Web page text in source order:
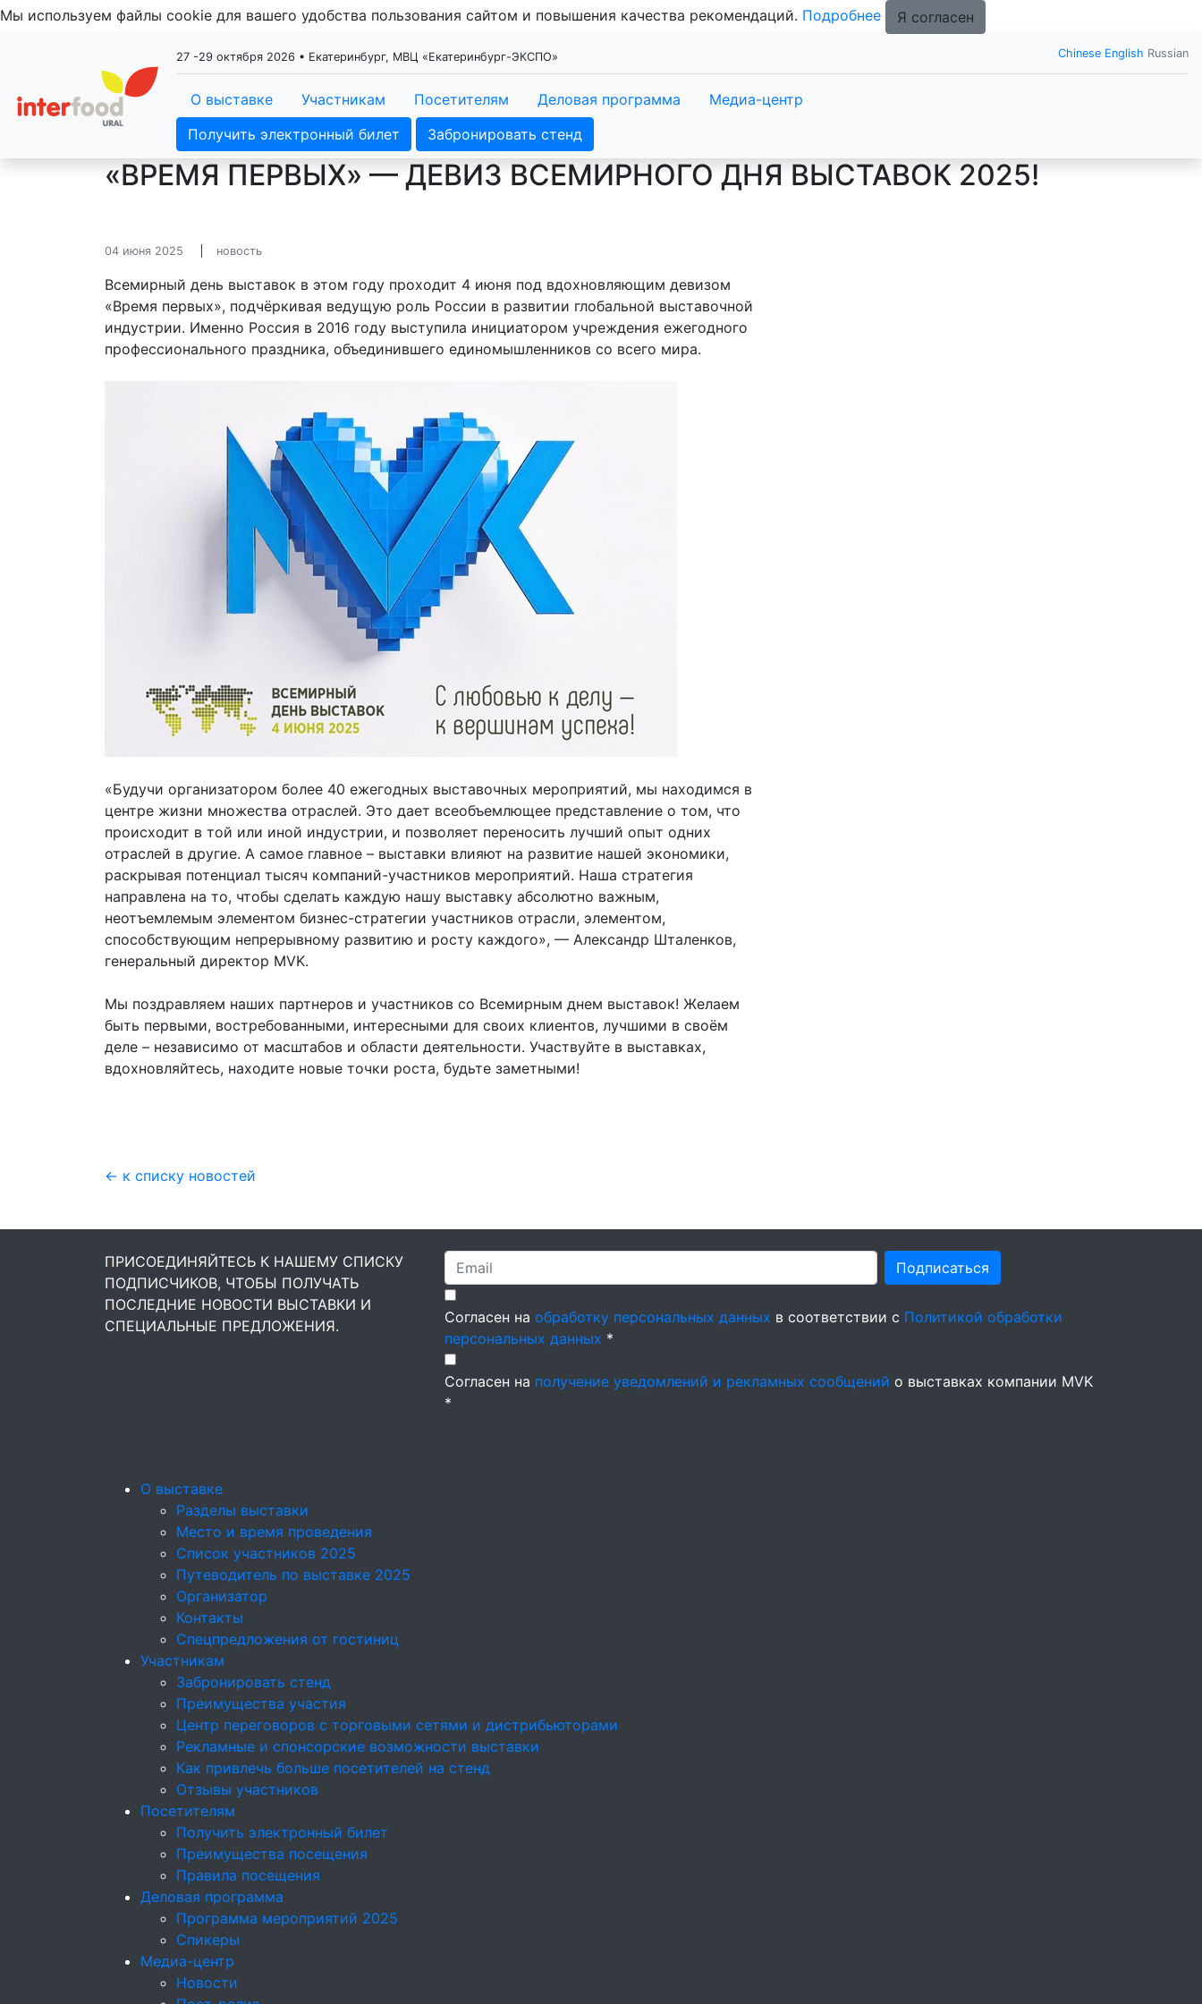
Мы используем файлы cookie для вашего удобства пользования сайтом и повышения качества рекомендаций. Подробнее Я согласен
27 -29 октября 2026 • Екатеринбург, МВЦ «Екатеринбург-ЭКСПО» Chinese English Russian
О выставке Участникам Посетителям Деловая программа
Медиа-центр
Получить электронный билет
Забронировать стенд
«ВРЕМЯ ПЕРВЫХ» — ДЕВИЗ ВСЕМИРНОГО ДНЯ ВЫСТАВОК 2025!
04 июня 2025 новость
Всемирный день выставок в этом году проходит 4 июня под вдохновляющим девизом
«Время первых», подчёркивая ведущую роль России в развитии глобальной выставочной
индустрии. Именно Россия в 2016 году выступила инициатором учреждения ежегодного
профессионального праздника, объединившего единомышленников со всего мира.
«Будучи организатором более 40 ежегодных выставочных мероприятий, мы находимся в
центре жизни множества отраслей. Это дает всеобъемлющее представление о том, что
происходит в той или иной индустрии, и позволяет переносить лучший опыт одних
отраслей в другие. А самое главное – выставки влияют на развитие нашей экономики,
раскрывая потенциал тысяч компаний-участников мероприятий. Наша стратегия
направлена на то, чтобы сделать каждую нашу выставку абсолютно важным,
неотъемлемым элементом бизнес-стратегии участников отрасли, элементом,
способствующим непрерывному развитию и росту каждого», — Александр Шталенков,
генеральный директор MVK.
Мы поздравляем наших партнеров и участников со Всемирным днем выставок! Желаем
быть первыми, востребованными, интересными для своих клиентов, лучшими в своём
деле – независимо от масштабов и области деятельности. Участвуйте в выставках,
вдохновляйтесь, находите новые точки роста, будьте заметными!
← к списку новостей
ПРИСОЕДИНЯЙТЕСЬ К НАШЕМУ СПИСКУ
ПОДПИСЧИКОВ, ЧТОБЫ ПОЛУЧАТЬ
ПОСЛЕДНИЕ НОВОСТИ ВЫСТАВКИ И
СПЕЦИАЛЬНЫЕ ПРЕДЛОЖЕНИЯ.
Подписаться
Согласен на обработку персональных данных в соответствии с Политикой обработки
персональных данных *
Согласен на получение уведомлений и рекламных сообщений о выставках компании MVK
*
О выставке
Разделы выставки
Место и время проведения
Список участников 2025
Путеводитель по выставке 2025
Организатор
Контакты
Спецпредложения от гостиниц
Участникам
Забронировать стенд
Преимущества участия
Центр переговоров с торговыми сетями и дистрибьюторами
Рекламные и спонсорские возможности выставки
Как привлечь больше посетителей на стенд
Отзывы участников
Посетителям
Получить электронный билет
Преимущества посещения
Правила посещения
Деловая программа
Программа мероприятий 2025
Спикеры
Медиа-центр
Новости